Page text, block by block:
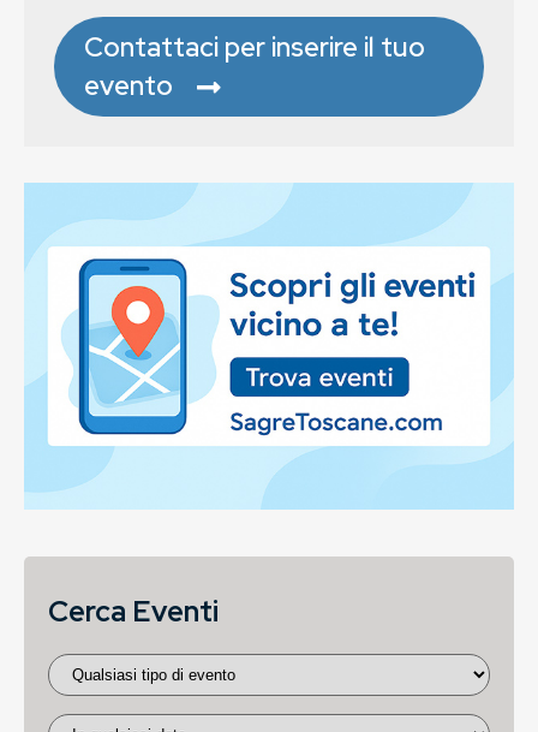
Contattaci per inserire il tuo
evento
Cerca Eventi